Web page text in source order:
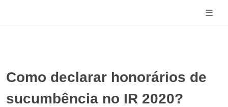
Como declarar honorários de
sucumbência no IR 2020?